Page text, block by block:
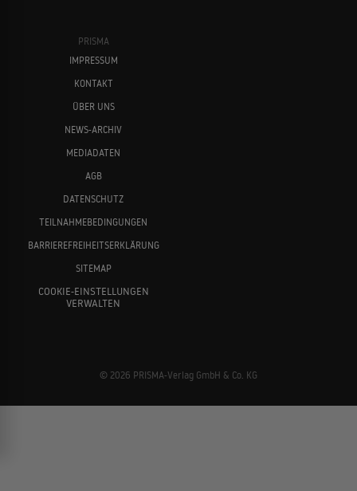
PRISMA
IMPRESSUM
KONTAKT
ÜBER UNS
NEWS-ARCHIV
MEDIADATEN
AGB
DATENSCHUTZ
TEILNAHMEBEDINGUNGEN
BARRIEREFREIHEITSERKLÄRUNG
SITEMAP
COOKIE-EINSTELLUNGEN
VERWALTEN
© 2026 PRISMA-Verlag GmbH & Co. KG